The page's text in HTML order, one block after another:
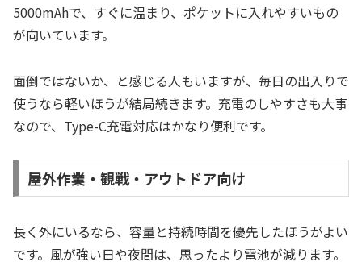
5000mAhで、すぐに温まり、ポケットに入れやすいもの
が向いています。
面倒ではないか、と感じる人もいますが、毎日の出入りで
使うなら軽いほうが結局続きます。充電のしやすさも大事
なので、Type-C充電対応はかなり便利です。
屋外作業・観戦・アウトドア向け
長く外にいるなら、容量と持続時間を優先したほうがよい
です。風が強い日や夜間は、思ったより電池が減ります。